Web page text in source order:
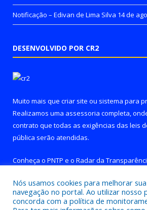
Notificação – Edivan de Lima Silva 14 de
DESENVOLVIDO POR CR2
Muito mais que criar site ou sistema para
Realizamos uma assessoria completa,
contrato que todas as exigências das leis
pública serão atendidas.
Conheça o PNTP e o Radar da
Nós usamos cookies para melhorar
navegação no portal. Ao utilizar nosso
concorda com a política de